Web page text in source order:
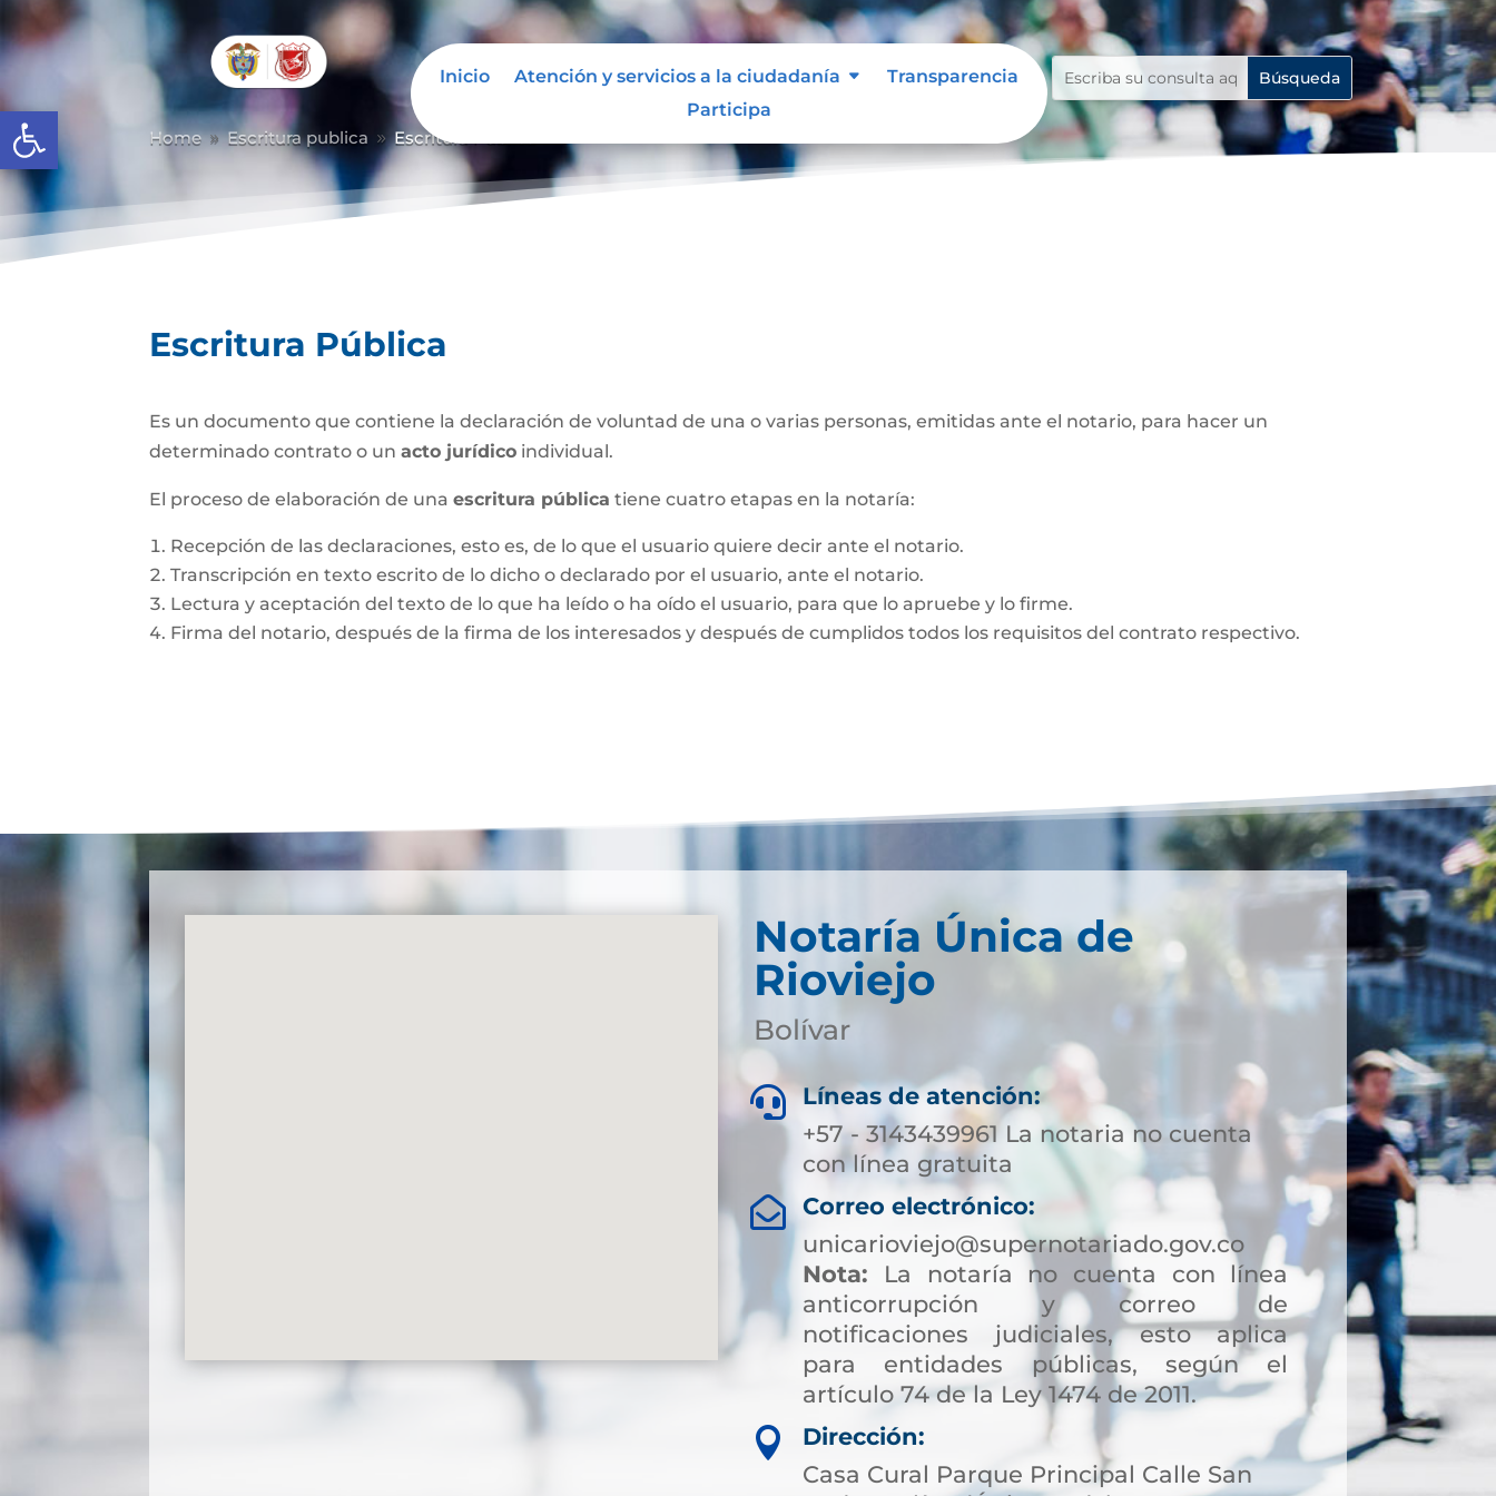
Abrir barra de herramientas
Inicio Atención y servicios a la ciudadanía
Transparencia
Participa
Home 9 Escritura publica 9 Escritura Pública
Escritura Pública
Es un documento que contiene la declaración de voluntad de una o varias personas, emitidas ante el notario, para hacer un
determinado contrato o unacto jurídico individual.
El proceso de elaboración de unaescritura pública tiene cuatro etapas en la notaría:
Recepción de las declaraciones, esto es, de lo que el usuario quiere decir ante el notario.
Transcripción en texto escrito de lo dicho o declarado por el usuario, ante el notario.
Lectura y aceptación del texto de lo que ha leído o ha oído el usuario, para que lo apruebe y lo firme.
Firma del notario, después de la firma de los interesados y después de cumplidos todos los requisitos del contrato respectivo.
Notaría Única de
Rioviejo
Bolívar
 Líneas de atención:
+57 - 3143439961 La notaria no cuenta
con línea gratuita

Correo electrónico:
unicarioviejo@supernotariado.gov.co
Nota: La notaría no cuenta con línea
anticorrupción y correo de
notificaciones judiciales, esto aplica
para entidades públicas, según el
artículo 74 de la Ley 1474 de 2011.

Dirección:
Casa Cural Parque Principal Calle San